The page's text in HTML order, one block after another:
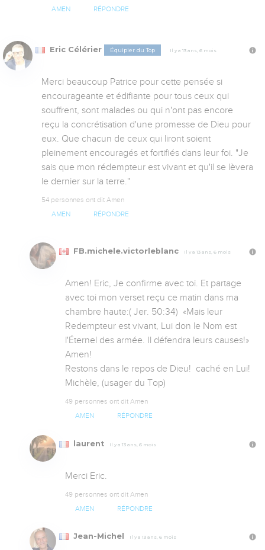
AMEN RÉPONDRE
Eric Célérier Équipier du Top Il y a 13 ans, 6 mois
Merci beaucoup Patrice pour cette pensée si
encourageante et édifiante pour tous ceux qui
souffrent, sont malades ou qui n'ont pas encore
reçu la concrétisation d'une promesse de Dieu pour
eux. Que chacun de ceux qui liront soient
pleinement encouragés et fortifiés dans leur foi. "Je
sais que mon rédempteur est vivant et qu'il se lèvera
le dernier sur la terre."
54 personnes ont dit Amen
AMEN RÉPONDRE
FB.michele.victorleblanc Il y a 13 ans, 6 mois
Amen! Eric, Je confirme avec toi. Et partage
avec toi mon verset reçu ce matin dans ma
chambre haute:( Jer. 50:34)  «Mais leur
Redempteur est vivant, Lui don le Nom est
l'Éternel des armée. Il défendra leurs causes!»
Amen!
Restons dans le repos de Dieu!  caché en Lui!
Michèle, (usager du Top)
49 personnes ont dit Amen
AMEN RÉPONDRE
laurent Il y a 13 ans, 6 mois
Merci Eric.
49 personnes ont dit Amen
AMEN RÉPONDRE
Jean-Michel Il y a 13 ans, 6 mois